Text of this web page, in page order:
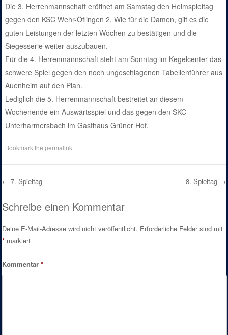
Die 3. Herrenmannschaft eröffnet am Samstag den Heimspieltag
gegen den KSC Wehr-Öflingen 2. Wie für die Damen, gilt es die
guten Leistungen der letzten Wochen zu bestätigen und die
Siegesserie weiter auszubauen.
Für die 4. Herrenmannschaft steht am Sonntag im Kegelcenter das
schwere Spiel gegen den noch ungeschlagenen Tabellenführer aus
Auenheim auf den Plan.
Lediglich die 5. Herrenmannschaft bestreitet an diesem
Wochenende ein Auswärtsspiel und das gegen den SKC
Unterharmersbach im Gasthaus Grüner Hof.
Bookmark thepermalink
Post navigation
← 7. Spieltag 8. Spieltag →
Schreibe einen Kommentar
Deine E-Mail-Adresse wird nicht veröffentlicht. Erforderliche Felder sind mit
* markiert
Kommentar*